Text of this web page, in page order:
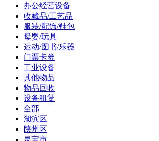
办公经营设备
收藏品/工艺品
服装/配饰/鞋包
母婴/玩具
运动/图书/乐器
门票卡券
工业设备
其他物品
物品回收
设备租赁
全部
湖滨区
陕州区
灵宝市